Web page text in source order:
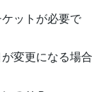
ットが必要で
変更になる場合